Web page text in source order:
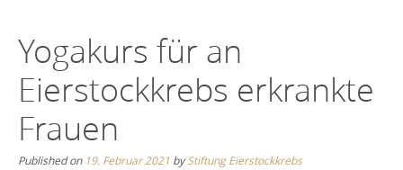
Yogakurs für an
Eierstockkrebs erkrankte
Frauen
Published on 19. Februar 2021 byStiftung Eierstockkrebs